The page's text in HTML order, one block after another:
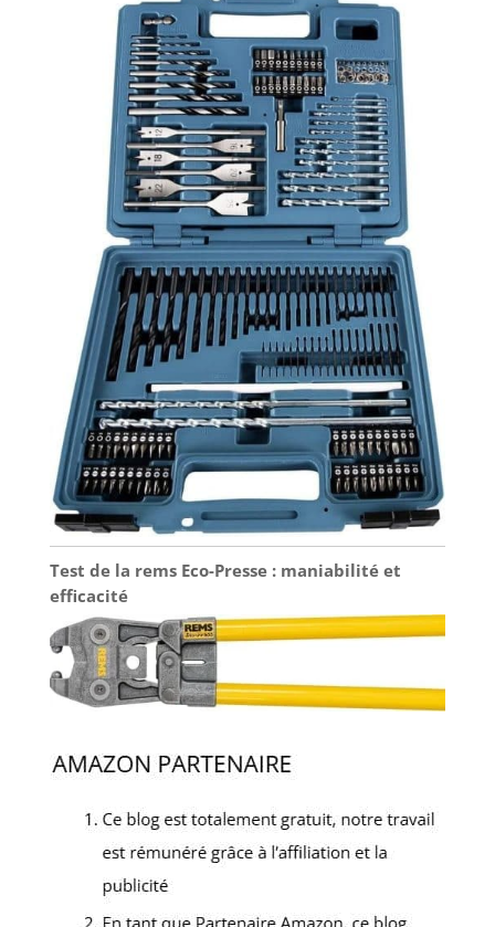
Test de la rems Eco-Presse : maniabilité et
efficacité